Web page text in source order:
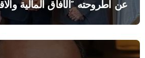
عن اطروحته “الآفاق المالية